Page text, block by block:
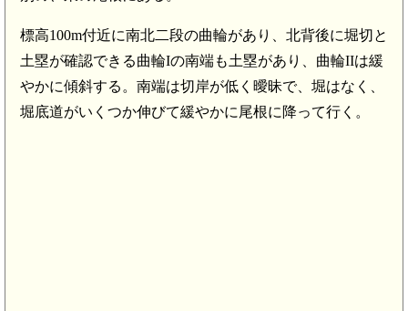
標高100m付近に南北二段の曲輪があり、北背後に堀切と
土塁が確認できる曲輪Iの南端も土塁があり、曲輪IIは緩
やかに傾斜する。南端は切岸が低く曖昧で、堀はなく、
堀底道がいくつか伸びて緩やかに尾根に降って行く。